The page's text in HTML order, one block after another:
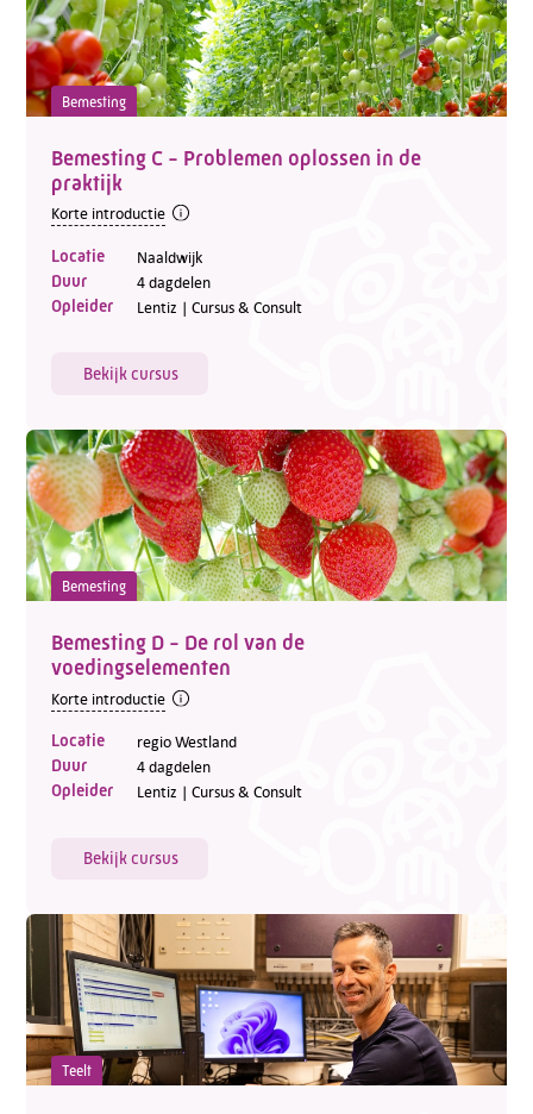
Bemesting
Bemesting C - Problemen oplossen in de
praktijk
Korte introductie
Locatie Naaldwijk
Duur 4 dagdelen
Opleider Lentiz | Cursus & Consult
Bekijk cursus
Bemesting
Bemesting D - De rol van de
voedingselementen
Korte introductie
Locatie regio Westland
Duur 4 dagdelen
Opleider Lentiz | Cursus & Consult
Bekijk cursus
Teelt